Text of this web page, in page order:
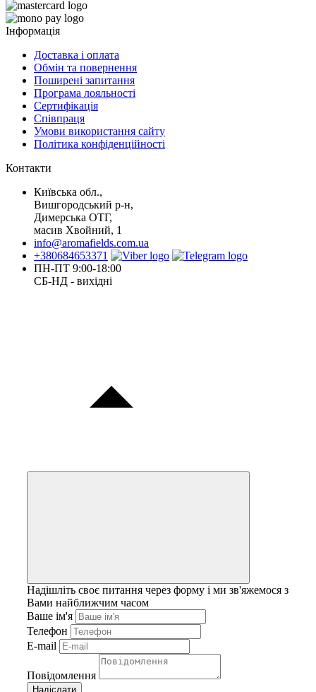
Інформація
Доставка і оплата
Обмін та повернення
Поширені запитання
Програма лояльності
Сертифікація
Співпраця
Умови використання сайту
Політика конфіденційності
Контакти
Київська обл.,
Вишгородський р-н,
Димерська ОТГ,
масив Хвойний, 1
info@aromafields.com.ua
+380684653371
ПН-ПТ 9:00-18:00
СБ-НД - вихідні
Надішліть своє питання через форму і ми зв'яжемося з
Вами найближчим часом
Ваше ім'я
Телефон
E-mail
Повідомлення